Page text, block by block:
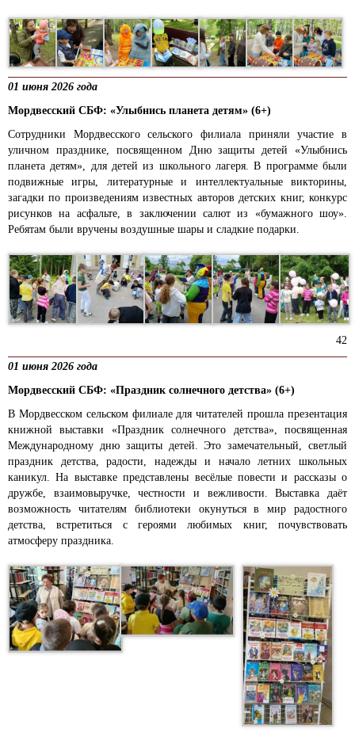
01 июня 2026 года
Мордвесский СБФ: «Улыбнись планета детям» (6+)
Сотрудники Мордвесского сельского филиала приняли участие в
уличном празднике, посвященном Дню защиты детей «Улыбнись
планета детям», для детей из школьного лагеря. В программе были
подвижные игры, литературные и интеллектуальные викторины,
загадки по произведениям известных авторов детских книг, конкурс
рисунков на асфальте, в заключении салют из «бумажного шоу».
Ребятам были вручены воздушные шары и сладкие подарки.
42
01 июня 2026 года
Мордвесский СБФ: «Праздник солнечного детства» (6+)
В Мордвесском сельском филиале для читателей прошла презентация
книжной выставки «Праздник солнечного детства», посвященная
Международному дню защиты детей. Это замечательный, светлый
праздник детства, радости, надежды и начало летних школьных
каникул. На выставке представлены весёлые повести и рассказы о
дружбе, взаимовыручке, честности и вежливости. Выставка даёт
возможность читателям библиотеки окунуться в мир радостного
детства, встретиться с героями любимых книг, почувствовать
атмосферу праздника.